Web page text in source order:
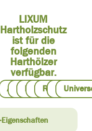
LIXUM
Hartholzschutz
ist für die
folgenden
Harthölzer
verfügbar.
Ahorn
BirkeEsche
UlmeRotbuche
Eiche
Eigenschaften